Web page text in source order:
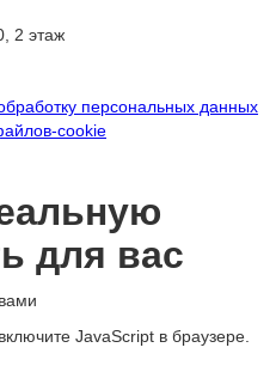
2 этаж
персональных данных
cookie
для вас
JavaScript в браузере.